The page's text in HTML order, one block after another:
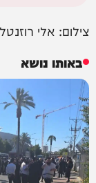
צילום: אלי רוזנטל
באותו נושא